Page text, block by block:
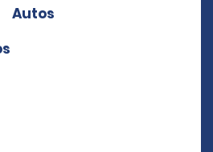
Autos